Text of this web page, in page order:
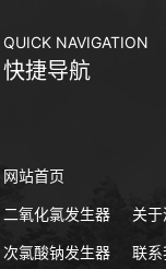
QUICK NAVIGATION
快捷导航
网站首页
二氧化氯发生器 关
次氯酸钠发生器 联系